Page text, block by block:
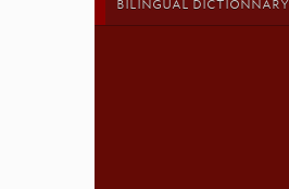
BILINGUAL DICTIONNARY